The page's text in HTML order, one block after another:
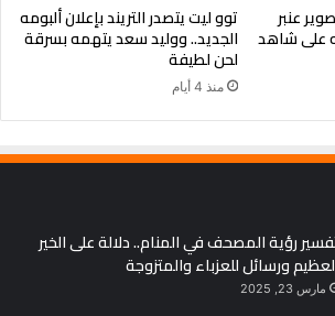
عنبر
على شاهد
توو ليت يتصدر التريند بإعلان ألبومه
الجديد.. ووليد سعد يتهمه بسرقة
لحن لطيفة
منذ 4 أيام
رؤية المصحف في المنام.. دلالة على الخير
ورسائل للعزباء والمتزوجة
مارس 23, 2025